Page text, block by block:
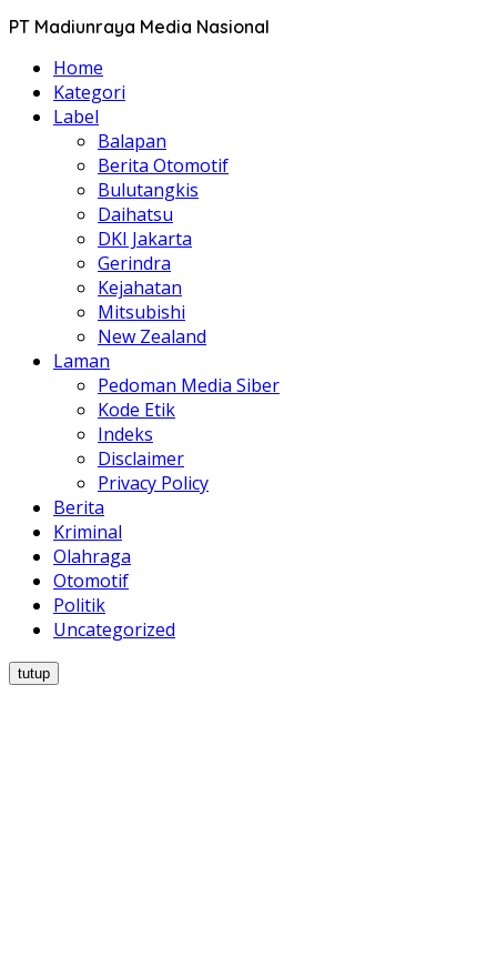
PT Madiunraya Media Nasional
Home
Kategori
Label
Balapan
Berita Otomotif
Bulutangkis
Daihatsu
DKI Jakarta
Gerindra
Kejahatan
Mitsubishi
New Zealand
Laman
Pedoman Media Siber
Kode Etik
Indeks
Disclaimer
Privacy Policy
Berita
Kriminal
Olahraga
Otomotif
Politik
Uncategorized
tutup